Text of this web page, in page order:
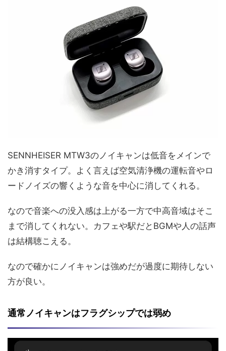
SENNHEISER MTW3のノイキャンは低音をメインで
かき消すタイプ。よく言えば空気清浄機の運転音やロ
ードノイズの響くような音を中心に消してくれる。
なので音楽への没入感は上がる一方で中高音域はそこ
まで消してくれない。カフェや駅だとBGMや人の話声
は結構聴こえる。
なので確かにノイキャンは強めだが過度に期待しない
方が良い。
通常ノイキャンはフラグシップでは弱め